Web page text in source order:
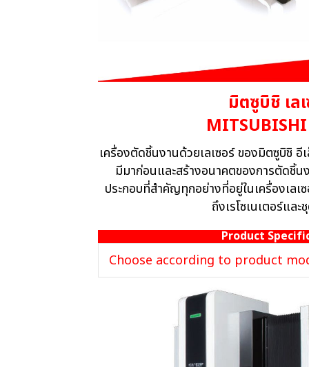
มิตซูบิชิ เล
เครื่องตัดชิ้นงานด้วยเลเซอร์ ของมิตซูบิชิ
มีมาก่อนและสร้างอนาคตของการตัดชิ้
ประกอบที่สำคัญทุกอย่างที่อยู่ในเครื่องเลเ
ถึงเรโซเนเตอร์แล
Product
Choose according to product